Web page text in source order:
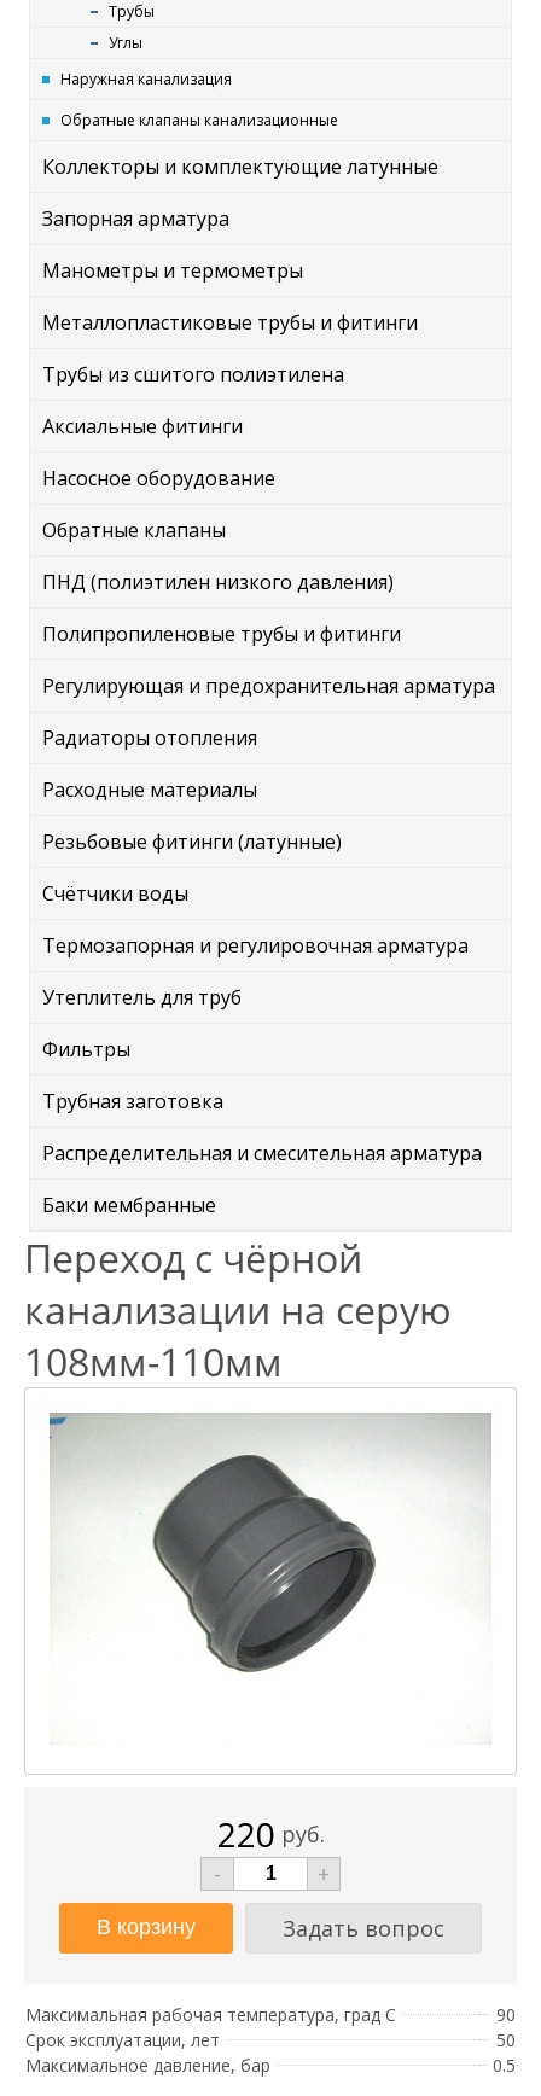
Трубы
Углы
Наружная канализация
Обратные клапаны канализационные
Коллекторы и комплектующие латунные
Запорная арматура
Манометры и термометры
Металлопластиковые трубы и фитинги
Трубы из сшитого полиэтилена
Аксиальные фитинги
Насосное оборудование
Обратные клапаны
ПНД (полиэтилен низкого давления)
Полипропиленовые трубы и фитинги
Регулирующая и предохранительная арматура
Радиаторы отопления
Расходные материалы
Резьбовые фитинги (латунные)
Счётчики воды
Термозапорная и регулировочная арматура
Утеплитель для труб
Фильтры
Трубная заготовка
Распределительная и смесительная арматура
Баки мембранные
Переход с чёрной
канализации на серую
108мм-110мм
220 руб.
-
+
Задать вопрос
Максимальная рабочая температура, град С
90
Срок эксплуатации, лет
50
Максимальное давление, бар
0.5